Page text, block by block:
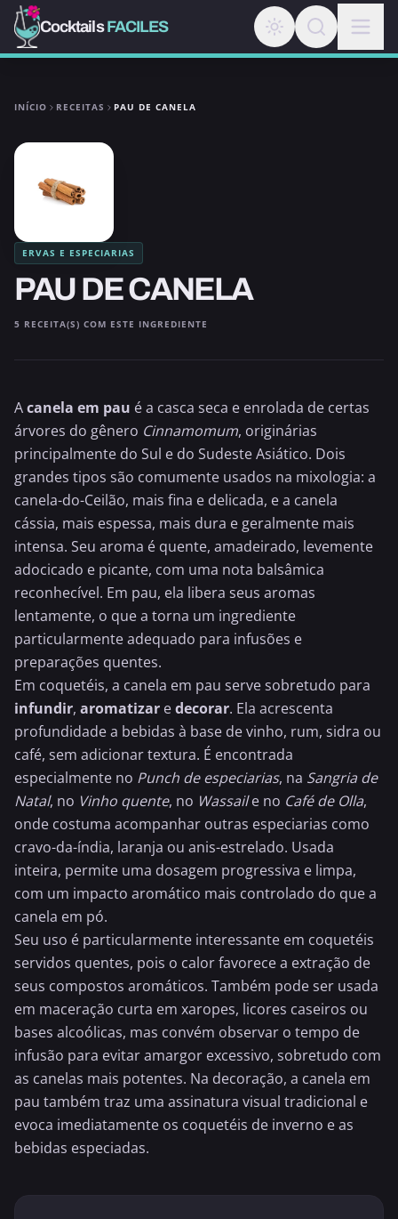
CocktailsFACILES
INÍCIO RECEITAS PAU DE CANELA
ERVAS E ESPECIARIAS
PAU DE CANELA
5 RECEITA(S) COM ESTE INGREDIENTE
Acanela em pau é a casca seca e enrolada de certas
árvores do gênero Cinnamomum, originárias
principalmente do Sul e do Sudeste Asiático. Dois
grandes tipos são comumente usados na mixologia: a
canela-do-Ceilão, mais fina e delicada, e a canela
cássia, mais espessa, mais dura e geralmente mais
intensa. Seu aroma é quente, amadeirado, levemente
adocicado e picante, com uma nota balsâmica
reconhecível. Em pau, ela libera seus aromas
lentamente, o que a torna um ingrediente
particularmente adequado para infusões e
preparações quentes.
Em coquetéis, a canela em pau serve sobretudo para
infundir, aromatizar edecorar. Ela acrescenta
profundidade a bebidas à base de vinho, rum, sidra ou
café, sem adicionar textura. É encontrada
especialmente no Punch de especiarias, na Sangria de
Natal, no Vinho quente, no Wassaile no Café de Olla,
onde costuma acompanhar outras especiarias como
cravo-da-índia, laranja ou anis-estrelado. Usada
inteira, permite uma dosagem progressiva e limpa,
com um impacto aromático mais controlado do que a
canela em pó.
Seu uso é particularmente interessante em coquetéis
servidos quentes, pois o calor favorece a extração de
seus compostos aromáticos. Também pode ser usada
em maceração curta em xaropes, licores caseiros ou
bases alcoólicas, mas convém observar o tempo de
infusão para evitar amargor excessivo, sobretudo com
as canelas mais potentes. Na decoração, a canela em
pau também traz uma assinatura visual tradicional e
evoca imediatamente os coquetéis de inverno e as
bebidas especiadas.